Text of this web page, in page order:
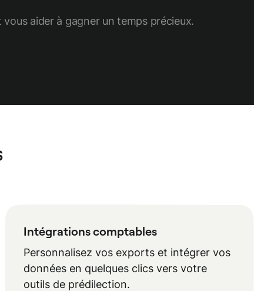
aider à gagner un temps précieux.
Intégrations comptables
Personnalisez vos exports et intégrer vos
données en quelques clics vers votre
outils de prédilection.